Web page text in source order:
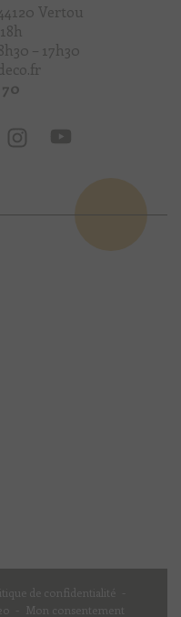
Vertou
– 17h30
de confidentialité
Mon consentement